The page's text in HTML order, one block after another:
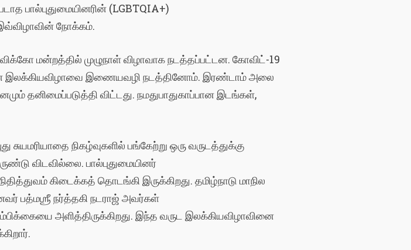
பால்புதுமையினரின் (LGBTQIA+)
நோக்கம்.
மன்றத்தில் முழுநாள்விழாவாகநடத்தப்பட்டன.கோவிட் -19
இலக்கியவிழாவை இணையவழி நடத்தினோம். இரண்டாம்அலை
தனிமைப்படுத்தி விட்டது.நமதுபாதுகாப்பான இடங்கள்,
சுயமரியாதை நிகழ்வுகளில் பங்கேற்று ஒருவருடத்துக்கு
விடவில்லை.பால்புதுமையினர்
கிடைக்கத் தொடங்கி இருக்கிறது.தமிழ்நாடு மாநில
பத்மஶ்ரீநர்த்தகி நடராஜ் அவர்கள்
அளித்திருக்கிறது. இந்த வருட
இலக்கியவிழாவினை
.